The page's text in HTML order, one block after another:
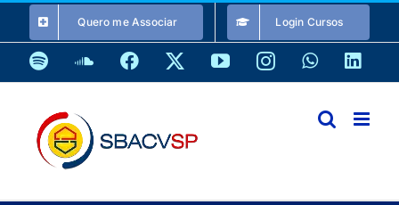
o
conteúdo
Quero me Associar Login Cursos
SpotifySoundCloud
Facebook YouTubeInstagramWhatsApp